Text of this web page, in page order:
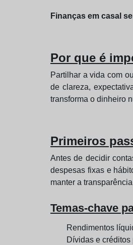
Finanças em casal
Por que é
Partilhar a vida com
de clareza,
transforma o dinheiro
Primeiros
Antes de decidir
despesas fixas e
manter a
Temas-chave
Rendimentos
Dívidas e créditos